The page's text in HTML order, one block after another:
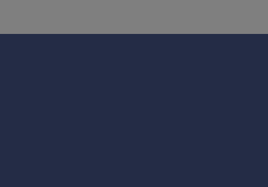
con una lama. A volte modesto prurito.